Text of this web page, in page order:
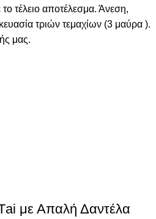
τέλειο αποτέλεσμα. Άνεση,
τριών τεμαχίων (3 μαύρα ).
μας.
με Απαλή Δαντέλα